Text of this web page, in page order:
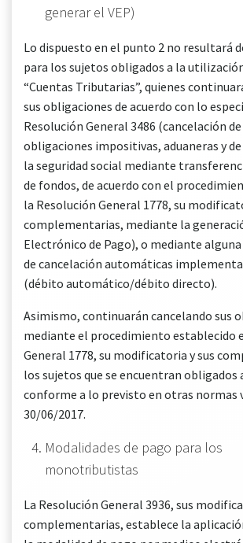
generar el VEP)
Lo dispuesto en el punto 2 no resultará
para los sujetos obligados a la
“Cuentas Tributarias”, quienes
sus obligaciones de acuerdo con lo
Resolución General 3486 (cancelación de
obligaciones impositivas, aduaneras y
la seguridad social mediante
de fondos, de acuerdo con el
la Resolución General 1778, su
complementarias, mediante la
Electrónico de Pago), o mediante
de cancelación automáticas
(débito automático/débito directo).
Asimismo, continuarán cancelando sus
mediante el procedimiento establecido
General 1778, su modificatoria y sus
los sujetos que se encuentran obligados
conforme a lo previsto en otras normas
30/06/2017.
Modalidades de pago para los
monotributistas
La Resolución General 3936, sus
complementarias, establece la